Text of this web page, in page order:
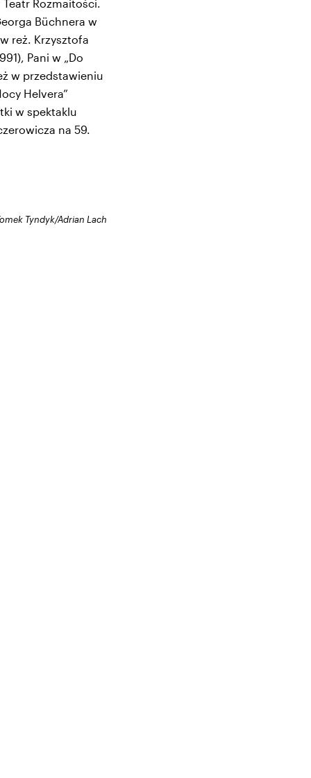
Teatr Rozmaitości.
Büchnera w
reż. Krzysztofa
Pani w „Do
w przedstawieniu
Helvera”
w spektaklu
na 59.
Tyndyk/Adrian Lach